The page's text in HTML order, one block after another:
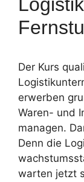
Der Kurs
erwerben
Waren- und
managen.
Denn die
warten jetzt